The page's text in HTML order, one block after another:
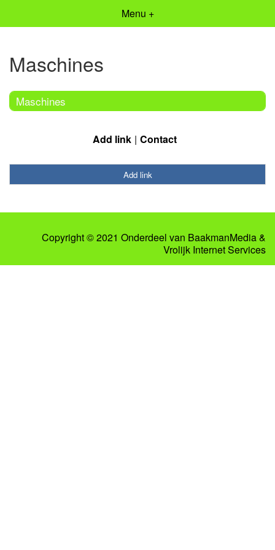
Menu +
Maschines
Maschines
Add link Contact
Add link
Copyright © 2021 Onderdeel van BaakmanMedia&
Vrolijk Internet Services